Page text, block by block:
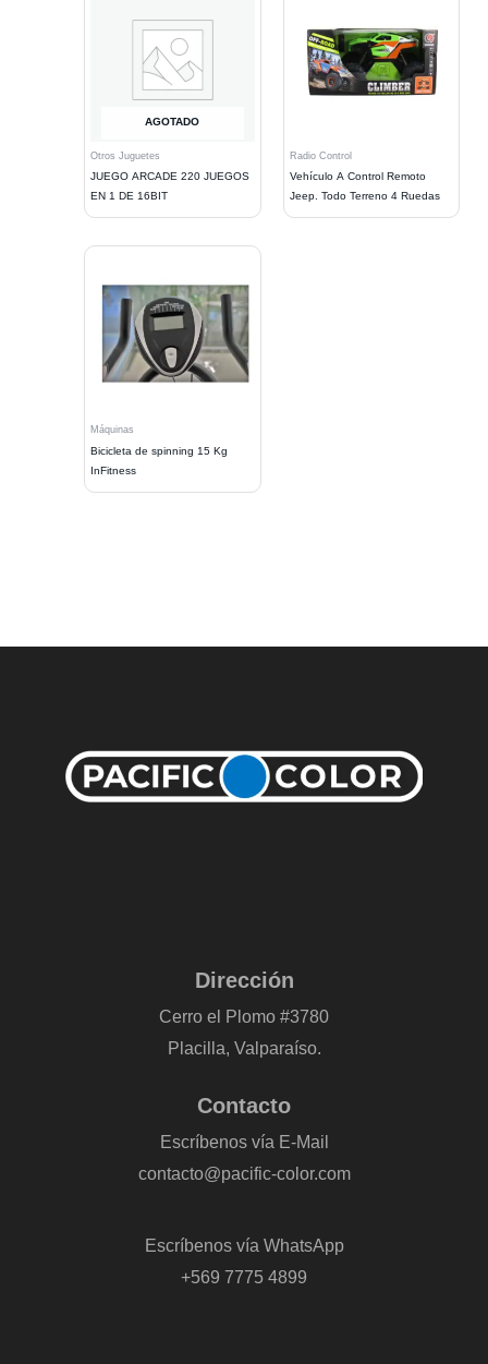
AGOTADO
Otros Juguetes
JUEGO ARCADE 220 JUEGOS
EN 1 DE 16BIT
Radio Control
Vehículo A Control Remoto
Jeep. Todo Terreno 4 Ruedas
Máquinas
Bicicleta de spinning 15 Kg
InFitness
Dirección
Cerro el Plomo #3780
Placilla, Valparaíso.
Contacto
Escríbenos vía E-Mail
contacto@pacific-color.com
Escríbenos vía WhatsApp
+569 7775 4899